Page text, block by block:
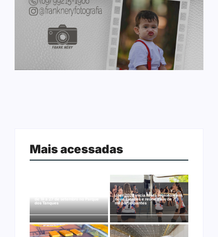
Mais acessadas
dos Tanques
Joer 2026 inicia fases regionais em
nove cidades e reúne mais de 7,3
mil participantes